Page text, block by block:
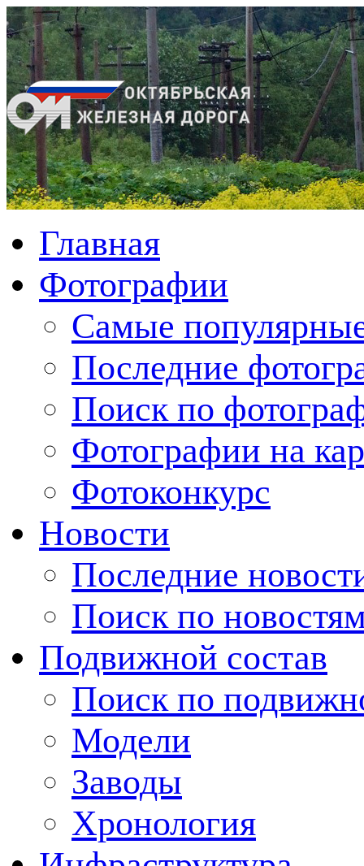
Главная
Фотографии
Cамые
Последние
Поиск по
Фотографии на
Фотоконкурс
Новости
Последние
Поиск по
Подвижной состав
Поиск по
Модели
Заводы
Хронология